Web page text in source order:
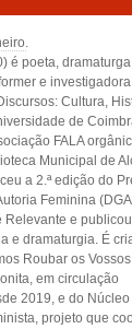
.
é poeta,
e
Cultura,
de
FALA
Municipal de
a 2.ª edição do
Feminina
Relevante e
e dramaturgia. É
Roubar os
em circulação
2019, e do Núcleo
projeto que